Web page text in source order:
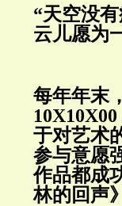
“天空没
云儿愿为
每年年末
于对艺术
参与意愿
作品都成
林的回声